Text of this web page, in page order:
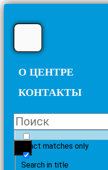
О ЦЕНТРЕ
КОНТАКТЫ
Exact matches only
Search in title